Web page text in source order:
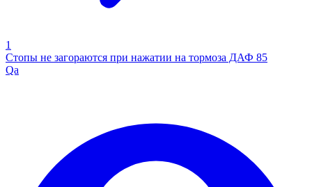
1
Стопы не загораются при нажатии на тормоза ДАФ 85
Qa